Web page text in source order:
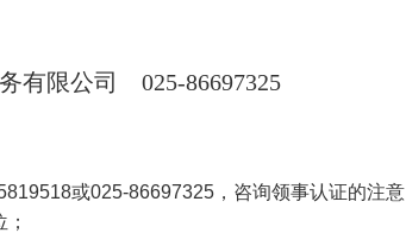
有限公司 025-86697325
或025-86697325 ，咨询领事认证的注意